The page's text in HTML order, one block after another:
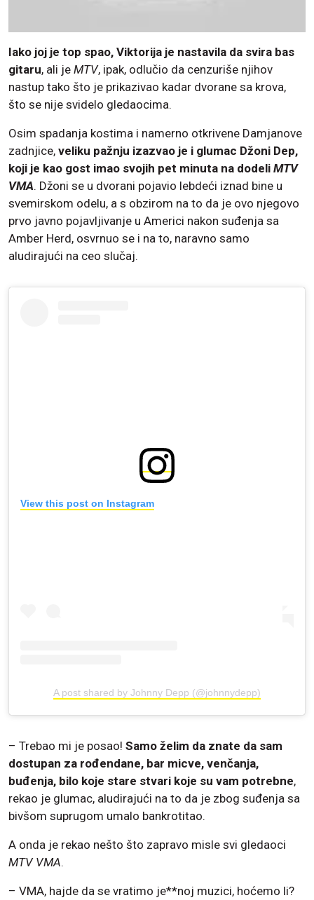
Iako joj je top spao, Viktorija je nastavila da svira bas
gitaru, ali je MTV, ipak, odlučio da cenzuriše njihov
nastup tako što je prikazivao kadar dvorane sa krova,
što se nije svidelo gledaocima.
Osim spadanja kostima i namerno otkrivene Damjanove
zadnjice, veliku pažnju izazvao je i glumac Džoni Dep,
koji je kao gost imao svojih pet minuta na dodeli MTV
VMA. Džoni se u dvorani pojavio lebdeći iznad bine u
svemirskom odelu, a s obzirom na to da je ovo njegovo
prvo javno pojavljivanje u Americi nakon suđenja sa
Amber Herd, osvrnuo se i na to, naravno samo
aludirajući na ceo slučaj.
View this post on Instagram
A post shared by Johnny Depp (@johnnydepp)
– Trebao mi je posao! Samo želim da znate da sam
dostupan za rođendane, bar micve, venčanja,
buđenja, bilo koje stare stvari koje su vam potrebne,
rekao je glumac, aludirajući na to da je zbog suđenja sa
bivšom suprugom umalo bankrotitao.
A onda je rekao nešto što zapravo misle svi gledaoci
MTV VMA.
– VMA, hajde da se vratimo je**noj muzici, hoćemo li?